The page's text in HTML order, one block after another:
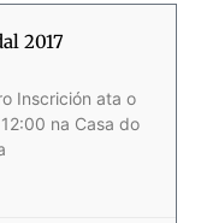
2017
Inscrición ata o
na Casa do